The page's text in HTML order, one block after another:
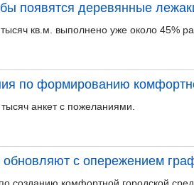
появятся деревянные
кв.м. выполнено уже около 45%
по формированию
анкет с пожеланиями.
с опережением